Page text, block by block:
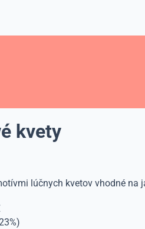
kvety
lúčnych kvetov vhodné na